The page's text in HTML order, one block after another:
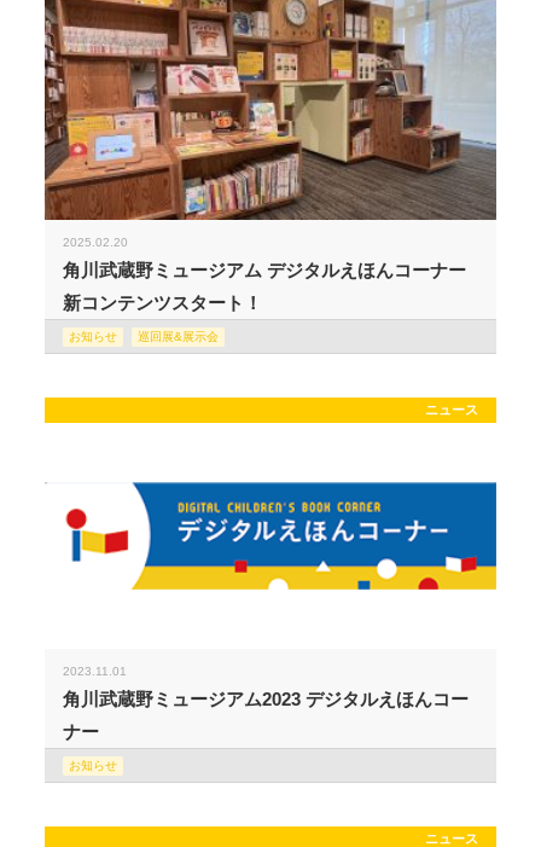
2025.02.20
角川武蔵野ミュージアム デジタルえほんコーナー
新コンテンツスタート！
お知らせ 巡回展&展示会
ニュース
2023.11.01
角川武蔵野ミュージアム2023 デジタルえほんコー
ナー
お知らせ
ニュース